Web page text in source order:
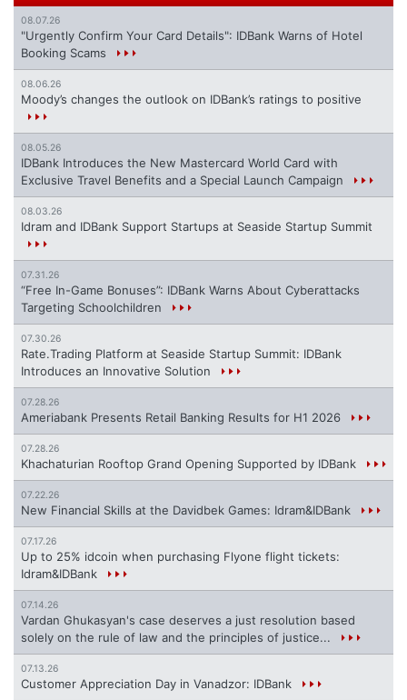
08.07.26
"Urgently Confirm Your Card Details": IDBank Warns of Hotel
Booking Scams
08.06.26
Moody’s changes the outlook on IDBank’s ratings to positive
08.05.26
IDBank Introduces the New Mastercard World Card with
Exclusive Travel Benefits and a Special Launch Campaign
08.03.26
Idram and IDBank Support Startups at Seaside Startup Summit
07.31.26
“Free In-Game Bonuses”: IDBank Warns About Cyberattacks
Targeting Schoolchildren
07.30.26
Rate.Trading Platform at Seaside Startup Summit: IDBank
Introduces an Innovative Solution
07.28.26
Ameriabank Presents Retail Banking Results for H1 2026
07.28.26
Khachaturian Rooftop Grand Opening Supported by IDBank
07.22.26
New Financial Skills at the Davidbek Games: Idram&IDBank
07.17.26
Up to 25% idcoin when purchasing Flyone flight tickets:
Idram&IDBank
07.14.26
Vardan Ghukasyan's case deserves a just resolution based
solely on the rule of law and the principles of justice...
07.13.26
Customer Appreciation Day in Vanadzor: IDBank